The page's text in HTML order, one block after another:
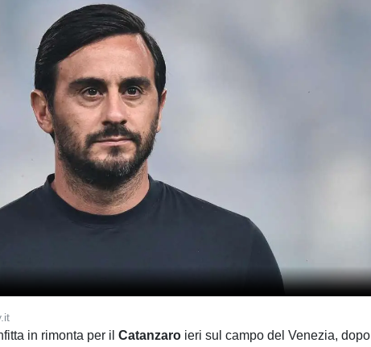
in rimonta per ilCatanzaro ieri sul campo del Venezia, dopo